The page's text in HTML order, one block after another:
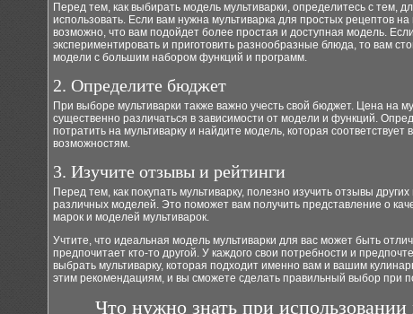
Перед тем, как выбирать модель мультиварки, определитесь с тем,
использовать. Если вам нужна мультиварка для простых рецептов
возможно, что вам подойдет более простая и доступная модель.
экспериментировать и приготовить разнообразные блюда, то вам
модели с большим набором функций и программ.
2. Определите бюджет
При выборе мультиварки также важно учесть свой бюджет. Цена на
существенно различаться в зависимости от модели и функций.
потратить на мультиварку и найдите модель, которая
возможностям.
3. Изучите отзывы и рейтинги
Перед тем, как покупать мультиварку, полезно изучить отзывы
различных моделей. Это поможет вам получить представление о
марок и моделей мультиварок.
Учтите, что идеальная модель мультиварки для вас может быть
предпочитает кто-то другой. У каждого свои потребности и
выбрать мультиварку, которая подходит именно вам и вашим
этим рекомендациям, и вы сможете сделать правильный выбор при
Что нужно знать при использовании